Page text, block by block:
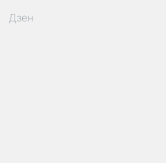
Дзен